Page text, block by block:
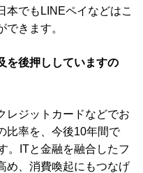
本でもLINEペイなどはこ
きます。
後押ししていますの
レジットカードなどでお
比率を、今後10年間で
。ITと金融を融合したフ
め、消費喚起にもつなげ